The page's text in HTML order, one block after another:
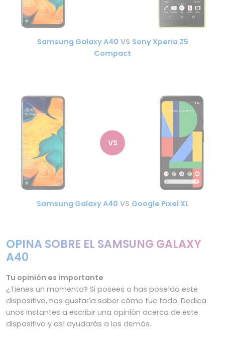
Samsung Galaxy A40 VS Sony Xperia Z5
Compact
VS
Samsung Galaxy A40 VS Google Pixel XL
OPINA SOBRE EL SAMSUNG GALAXY
A40
Tu opinión es importante
¿Tienes un momento? Si posees o has poseído este
dispositivo, nos gustaría saber cómo fue todo. Dedica
unos instantes a escribir una opinión acerca de este
dispositivo y así ayudarás a los demás.